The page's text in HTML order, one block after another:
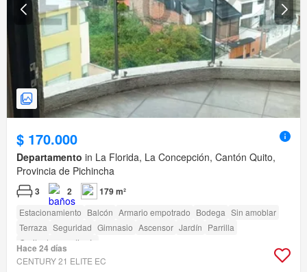
$ 170.000
Departamento in La Florida, La Concepción, Cantón Quito,
Provincia de Pichincha
3 2 179 m²
Estacionamiento Balcón Armario empotrado Bodega Sin amoblar
Terraza Seguridad Gimnasio Ascensor Jardín Parrilla
Garita de guardianía
Hace 24 días
CENTURY 21 ELITE EC